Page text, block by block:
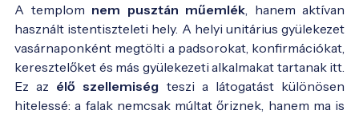
A templom nem pusztán műemlék , hanem aktívan
használt istentiszteleti hely. A helyi unitárius gyülekezet
vasárnaponként megtölti a padsorokat, konfirmációkat,
keresztelőket és más gyülekezeti alkalmakat tartanak itt.
Ez az élő szellemiség teszi a látogatást különösen
hitelessé: a falak nemcsak múltat őriznek, hanem ma is